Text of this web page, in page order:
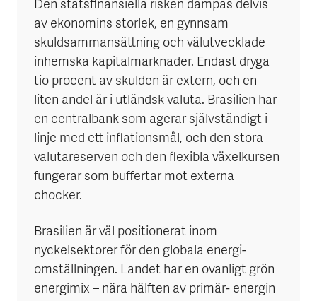
Den statsfinansiella risken dämpas delvis
av ekonomins storlek, en gynnsam
skuldsammansättning och välutvecklade
inhemska kapitalmarknader. Endast dryga
tio procent av skulden är extern, och en
liten andel är i utländsk valuta. Brasilien har
en centralbank som agerar självständigt i
linje med ett inflationsmål, och den stora
valutareserven och den flexibla växelkursen
fungerar som buffertar mot externa
chocker.
Brasilien är väl positionerat inom
nyckelsektorer för den globala energi-
omställningen. Landet har en ovanligt grön
energimix – nära hälften av primär- energin